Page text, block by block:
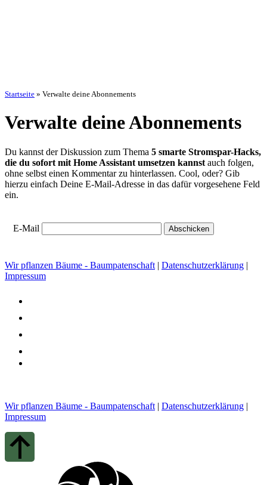
Startseite » Verwalte deine Abonnements
Verwalte deine Abonnements
Du kannst der Diskussion zum Thema 5 smarte Stromspar-Hacks,
die du sofort mit Home Assistant umsetzen kannst auch folgen,
ohne selbst einen Kommentar zu hinterlassen. Cool, oder? Gib
hierzu einfach Deine E-Mail-Adresse in das dafür vorgesehene Feld
ein.
E-Mail
Wir pflanzen Bäume - Baumpatenschaft| Datenschutzerklärung
Impressum
Wir pflanzen Bäume - Baumpatenschaft| Datenschutzerklärung
Impressum
Up